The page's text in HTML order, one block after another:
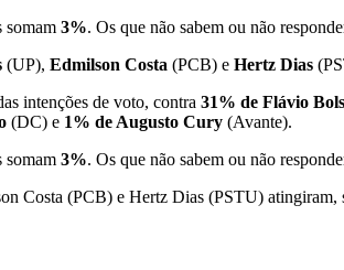
somam 3%. Os que não sabem ou não
(UP), Edmilson Costa (PCB) e Hertz Dias
intenções de voto, contra 31% de Flávio
(DC) e 1% de Augusto Cury (Avante).
somam 3%. Os que não sabem ou não
Costa (PCB) e Hertz Dias (PSTU) atingiram,